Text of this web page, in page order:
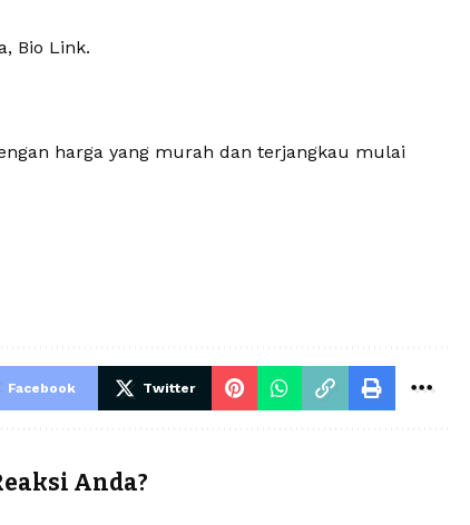
Bio Link.
harga yang murah dan terjangkau mulai
Facebook Twitter
Anda?